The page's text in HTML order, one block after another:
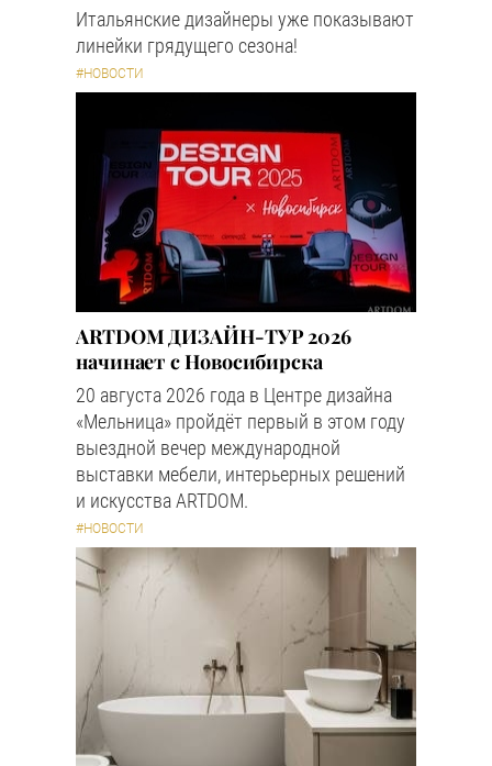
Итальянские дизайнеры уже показывают
линейки грядущего сезона!
#НОВОСТИ
ARTDOM ДИЗАЙН-ТУР 2026
начинает с Новосибирска
20 августа 2026 года в Центре дизайна
«Мельница» пройдёт первый в этом году
выездной вечер международной
выставки мебели, интерьерных решений
и искусства ARTDOM.
#НОВОСТИ